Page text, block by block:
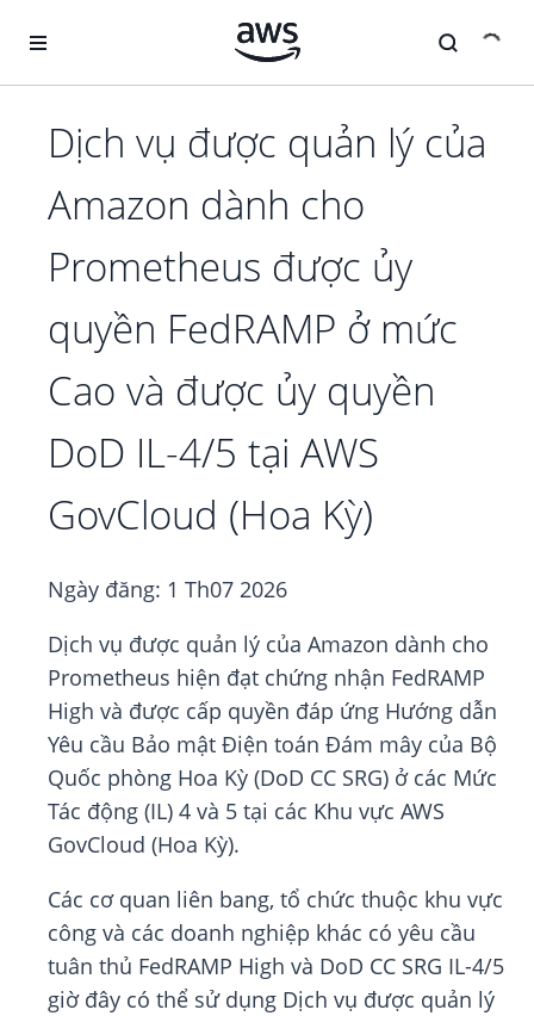
Dịch vụ được quản lý của
Amazon dành cho
Prometheus được ủy
quyền FedRAMP ở mức
Cao và được ủy quyền
DoD IL-4/5 tại AWS
GovCloud (Hoa Kỳ)
Ngày đăng: 1 Th07 2026
Dịch vụ được quản lý của Amazon dành cho
Prometheus hiện đạt chứng nhận FedRAMP
High và được cấp quyền đáp ứng Hướng dẫn
Yêu cầu Bảo mật Điện toán Đám mây của Bộ
Quốc phòng Hoa Kỳ (DoD CC SRG) ở các Mức
Tác động (IL) 4 và 5 tại các Khu vực AWS
GovCloud (Hoa Kỳ).
Các cơ quan liên bang, tổ chức thuộc khu vực
công và các doanh nghiệp khác có yêu cầu
tuân thủ FedRAMP High và DoD CC SRG IL-4/5
giờ đây có thể sử dụng Dịch vụ được quản lý